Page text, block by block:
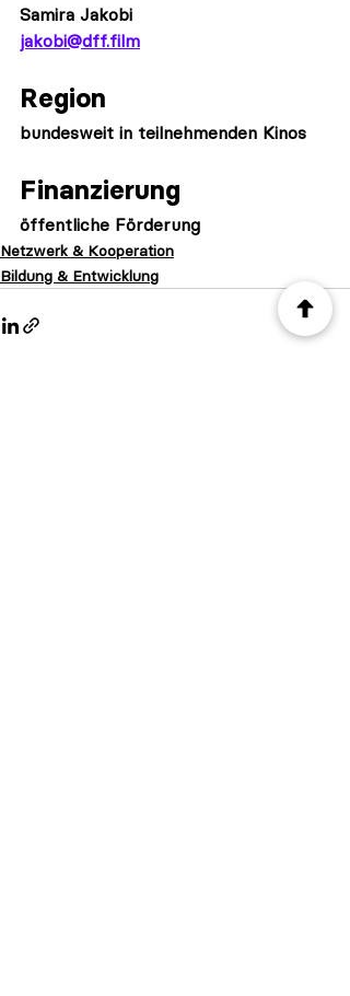
Samira Jakobi
jakobi@dff.film
Region
bundesweit in teilnehmenden Kinos
Finanzierung
öffentliche Förderung
Netzwerk & Kooperation
Bildung & Entwicklung